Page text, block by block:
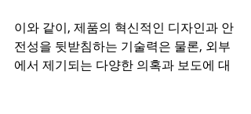
이와 같이, 제품의 혁신적인 디자인과 안
전성을 뒷받침하는 기술력은 물론, 외부
에서 제기되는 다양한 의혹과 보도에 대